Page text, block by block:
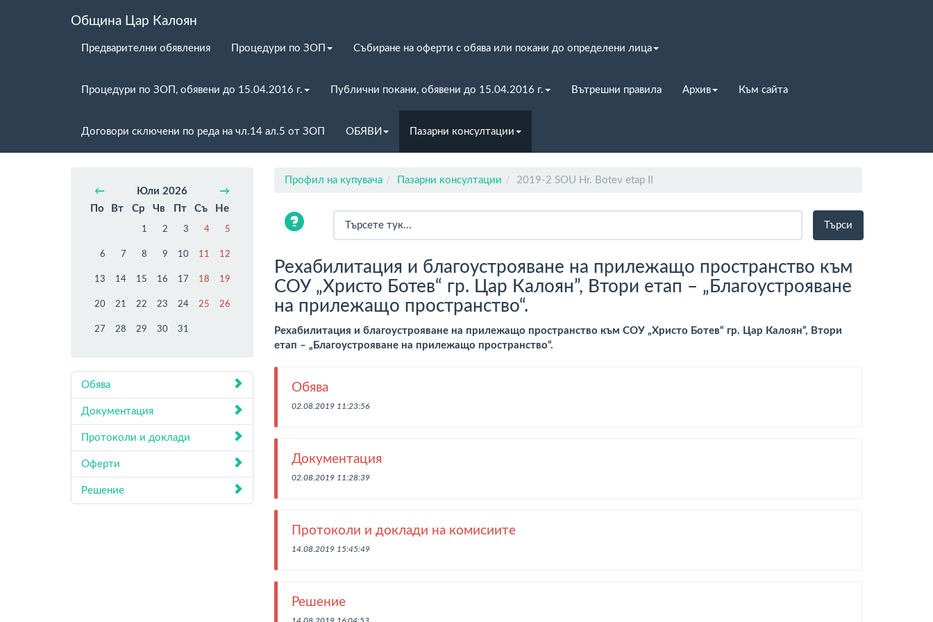
Община Цар Калоян
Предварителни обявления Процедури по ЗОП Събиране на оферти с обява или покани до определени лица
Процедури по ЗОП, обявени до 15.04.2016 г. Публични покани, обявени до 15.04.2016 г. Вътрешни правила Архив Към сайта
Договори сключени по реда на чл.14 ал.5 от ЗОП ОБЯВИ Пазарни консултации
← Юли 2026
→
По
Вт Ср Чв Пт Съ Не
1 2 3 4 5
6 7 8 9 10 11 12
13 14 15 16 17 18 19
20 21 22 23 24 25 26
27 28 29 30 31
Обява
Документация
Протоколи и доклади
Оферти
Решение
Профил на купувача Пазарни консултации 2019-2 SOU Hr. Botev etap II
Рехабилитация и благоустрояване на прилежащо пространство към
СОУ „Христо Ботев“ гр. Цар Калоян”, Втори етап – „Благоустрояване
на прилежащо пространство“.
Рехабилитация и благоустрояване на прилежащо пространство към СОУ „Христо Ботев“ гр. Цар Калоян”, Втори
етап – „Благоустрояване на прилежащо пространство“.
Обява
02.08.2019 11:23:56
Документация
02.08.2019 11:28:39
Протоколи и доклади на комисиите
14.08.2019 15:45:49
Решение
14.08.2019 16:04:53